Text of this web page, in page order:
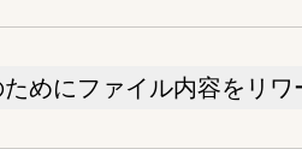
めにファイル内容をリワ